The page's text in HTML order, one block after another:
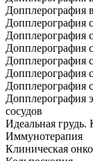
Допплерография
Допплерография
Допплерография
Допплерография
Допплерография
Допплерография
Допплерография
Допплерография
сосудов
Идеальная
Иммунотерапия
Клиническая